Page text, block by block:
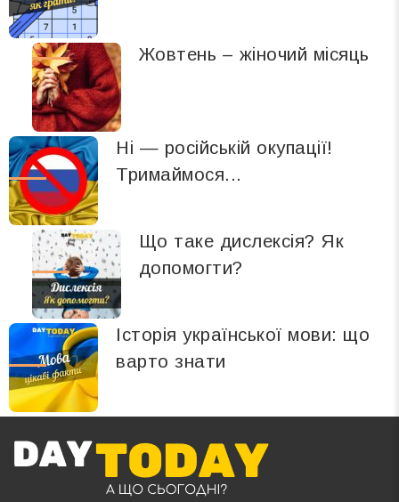
Жовтень – жіночий місяць
Ні — російській окупації!
Тримаймося...
Що таке дислексія? Як
допомогти?
Історія української мови: що
варто знати